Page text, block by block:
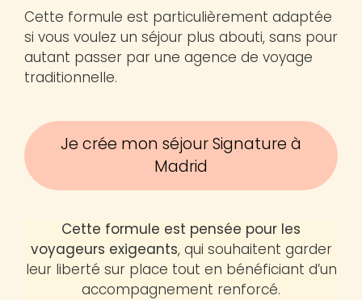
Cette formule est particulièrement adaptée
si vous voulez un séjour plus abouti, sans pour
autant passer par une agence de voyage
traditionnelle.
Je crée mon séjour Signature à
Madrid
Cette formule est pensée pour les
voyageurs exigeants, qui souhaitent garder
leur liberté sur place tout en bénéficiant d’un
accompagnement renforcé.